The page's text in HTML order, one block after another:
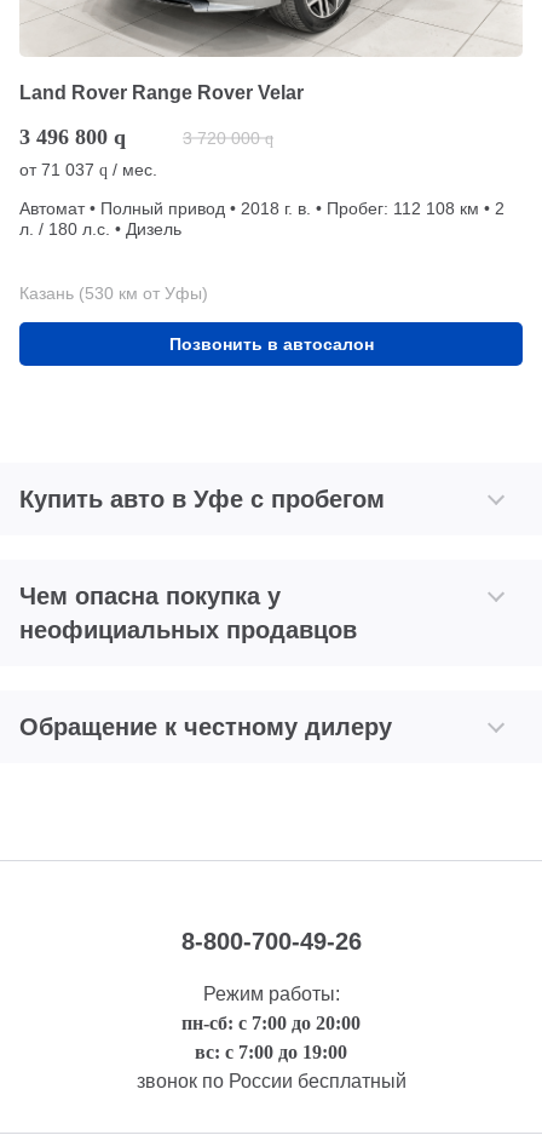
Land Rover Range Rover Velar
3 496 800 q 3 720 000 q
от71 037 q / мес.
Автомат • Полный привод • 2018 г. в. • Пробег: 112 108 км • 2
л. / 180 л.с. • Дизель
Казань (530 км от Уфы)
Позвонить в автосалон
Купить авто в Уфе с пробегом
Чем опасна покупка у
неофициальных продавцов
Обращение к честному дилеру
8-800-700-49-26
Режим работы:
пн-сб: с 7:00 до 20:00
вс: с 7:00 до 19:00
звонок по России бесплатный